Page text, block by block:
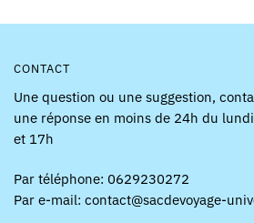
CONTACT
Une question ou une suggestion,
une réponse en moins de 24h du
et 17h
Par téléphone: 0629230272
Par e-mail: contact@sacdevoyage-